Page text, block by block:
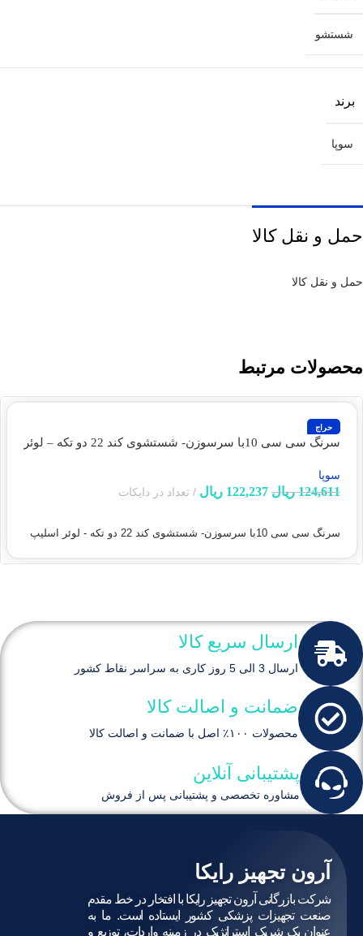
شستشو
برند
سوپا
حمل و نقل کالا
حمل و نقل کالا
محصولات مرتبط
حراج
سرنگ سی سی 10با سرسوزن- شستشوی کند 22 دو تکه – لوئر
سوپا
124,611 ریال 122,237 ریال تعداد در دایکات
سرنگ سی سی 10با سرسوزن- شستشوی کند 22 دو تکه - لوئر اسلیپ
ارسال سریع کالا
ارسال 3 الی 5 روز کاری به سراسر نقاط کشور
ضمانت و اصالت کالا
محصولات ۱۰۰٪ اصل با ضمانت و اصالت کالا
پشتیبانی آنلاین
مشاوره تخصصی و پشتیبانی پس از فروش
آرون تجهیز رایکا
شرکت بازرگانی آرون تجهیز رایکا با افتخار در خط مقدم
صنعت تجهیزات پزشکی کشور ایستاده است. ما به
عنوان یک شریک استراتژیک در زمینه واردات، توزیع و